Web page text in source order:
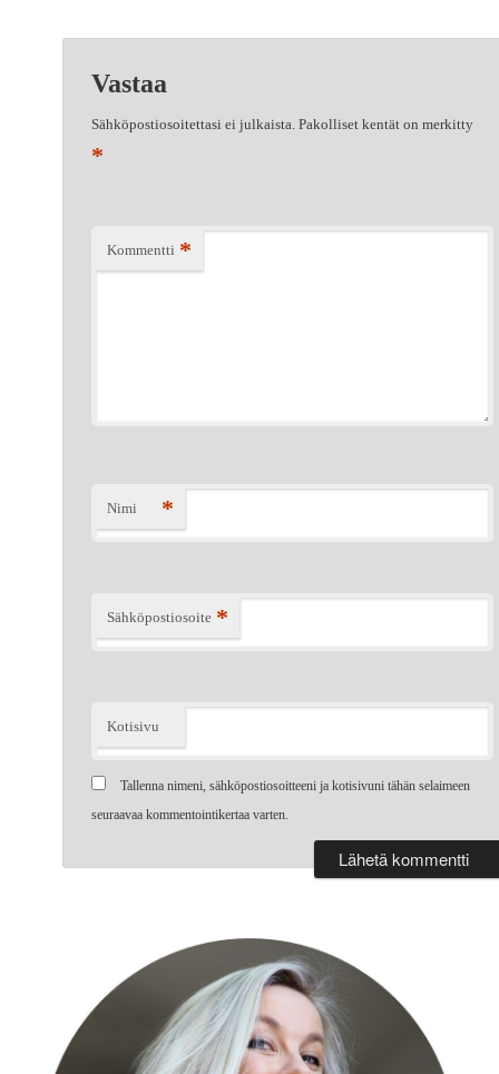
Vastaa
Sähköpostiosoitettasi ei julkaista. Pakolliset kentät on merkitty
*
Kommentti *
Nimi *
Sähköpostiosoite *
Kotisivu
Tallenna nimeni, sähköpostiosoitteeni ja kotisivuni tähän selaimeen
seuraavaa kommentointikertaa varten.